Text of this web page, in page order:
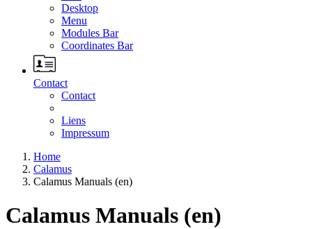
Desktop
Menu
Modules Bar
Coordinates Bar
Contact
Contact
Liens
Impressum
Home
Calamus
Calamus Manuals (en)
Calamus Manuals (en)